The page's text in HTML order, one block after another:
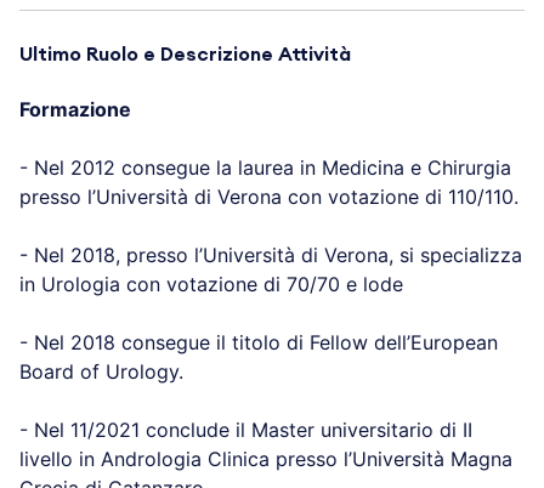
Ultimo Ruolo e Descrizione Attività
Formazione
- Nel 2012 consegue la laurea in Medicina e Chirurgia
presso l’Università di Verona con votazione di 110/110.
- Nel 2018, presso l’Università di Verona, si specializza
in Urologia con votazione di 70/70 e lode
- Nel 2018 consegue il titolo di Fellow dell’European
Board of Urology.
- Nel 11/2021 conclude il Master universitario di II
livello in Andrologia Clinica presso l’Università Magna